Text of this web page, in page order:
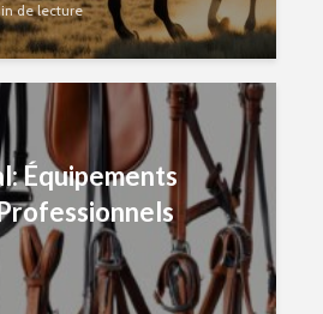
de lecture
Équipements